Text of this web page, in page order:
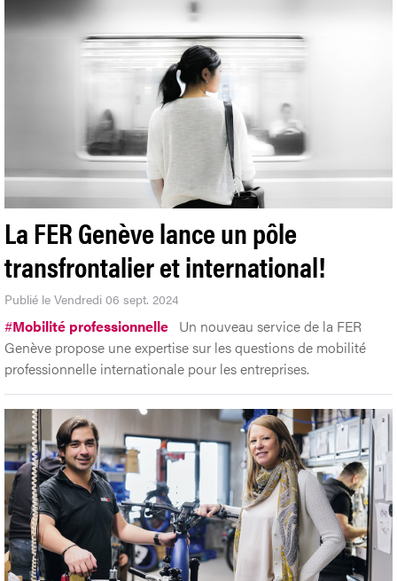
La FER Genève lance un pôle
transfrontalier et international!
Publié le Vendredi 06 sept. 2024
#Mobilité professionnelle Un nouveau service de la FER
Genève propose une expertise sur les questions de mobilité
professionnelle internationale pour les entreprises.